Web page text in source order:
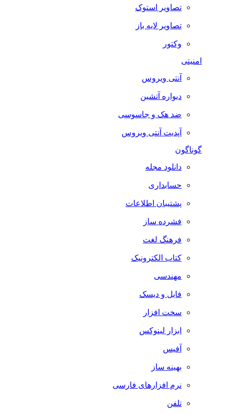
تصاویر استوک
تصاویر لایه باز
وکتور
آنتی ویروس
دیواره آتشین
ضد هک و جاسوسی
آپدیت آنتی ویروس
گوناگون
دانلود مجله
حسابداری
پشتیبان اطلاعات
فشرده ساز
فرهنگ لغت
کتاب الکترونیک
مهندسی
فایل و دیسک
سخت افزار
ابزار لینوکس
آفیس
بهینه ساز
نرم افزارهای فارسی
تلفن